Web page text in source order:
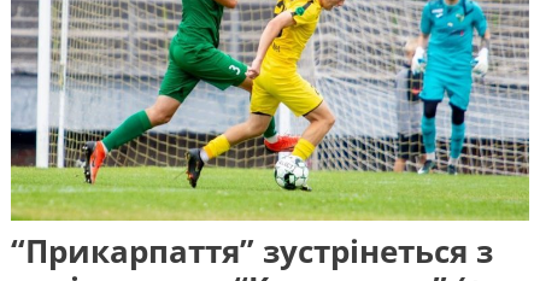
“Прикарпаття” зустрінеться з